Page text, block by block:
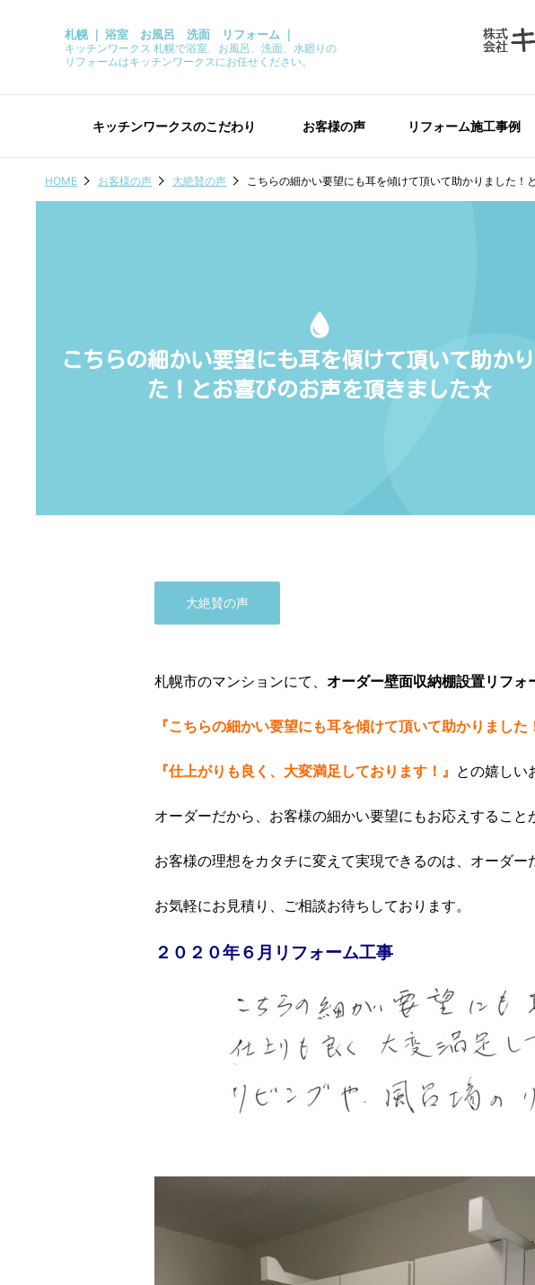
札幌 ｜ 浴室 お風呂 洗面 リフォーム ｜
キッチンワークス 札幌で浴室、お風呂、洗面、水廻りの
リフォームはキッチンワークスにお任せください。
キッチンワークスのこだわり お客様の声 リフォーム施工事例
HOME お客様の声 大絶賛の声 こちらの細かい要望にも耳を傾けて頂いて助かりました
こちらの細かい要望にも耳を傾けて頂いて助か
た！とお喜びのお声を頂きました☆
大絶賛の声
札幌市のマンションにて、 オーダー壁面収納棚設置リフォ
『こちらの細かい要望にも耳を傾けて頂いて助かりました
『仕上がりも良く、大変満足しております！』 との嬉しい
オーダーだから、お客様の細かい要望にもお応えすること
お客様の理想をカタチに変えて実現できるのは、オーダー
お気軽にお見積り、ご相談お待ちしております。
２０２０年６月リフォーム工事